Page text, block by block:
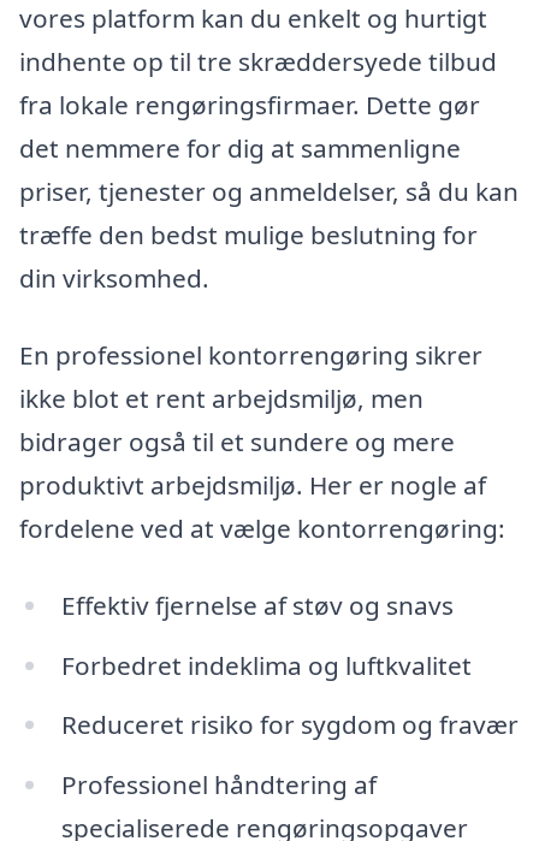
vores platform kan du enkelt og hurtigt
indhente op til tre skræddersyede tilbud
fra lokale rengøringsfirmaer. Dette gør
det nemmere for dig at sammenligne
priser, tjenester og anmeldelser, så du kan
træffe den bedst mulige beslutning for
din virksomhed.
En professionel kontorrengøring sikrer
ikke blot et rent arbejdsmiljø, men
bidrager også til et sundere og mere
produktivt arbejdsmiljø. Her er nogle af
fordelene ved at vælge kontorrengøring:
Effektiv fjernelse af støv og snavs
Forbedret indeklima og luftkvalitet
Reduceret risiko for sygdom og fravær
Professionel håndtering af
specialiserede rengøringsopgaver